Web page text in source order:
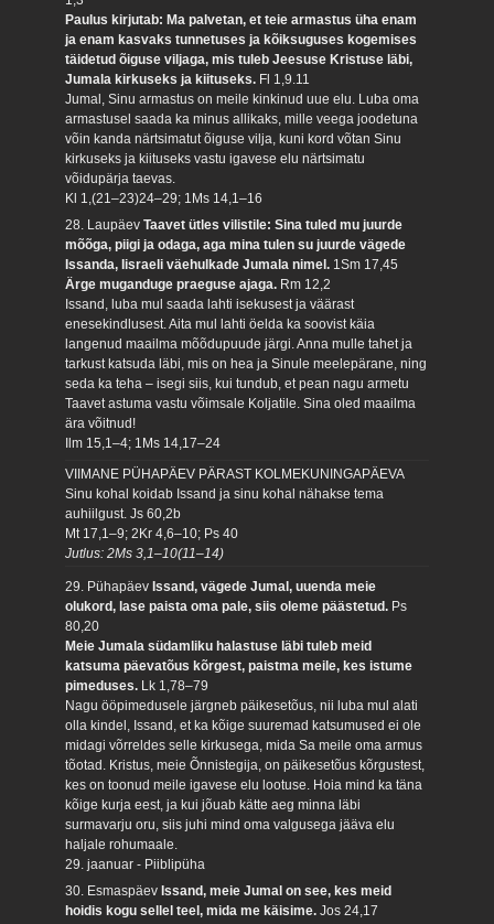
Paulus kirjutab: Ma palvetan, et teie armastus üha enam
ja enam kasvaks tunnetuses ja kõiksuguses kogemises
täidetud õiguse viljaga, mis tuleb Jeesuse Kristuse läbi,
Jumala kirkuseks ja kiituseks. Fl 1,9.11
Jumal, Sinu armastus on meile kinkinud uue elu. Luba oma
armastusel saada ka minus allikaks, mille veega joodetuna
võin kanda närtsimatut õiguse vilja, kuni kord võtan Sinu
kirkuseks ja kiituseks vastu igavese elu närtsimatu
võidupärja taevas.
Kl 1,(21–23)24–29; 1Ms 14,1–16
28. LaupäevTaavet ütles vilistile: Sina tuled mu juurde
mõõga, piigi ja odaga, aga mina tulen su juurde vägede
Issanda, Iisraeli väehulkade Jumala nimel. 1Sm 17,45
Ärge muganduge praeguse ajaga. Rm 12,2
Issand, luba mul saada lahti isekusest ja väärast
enesekindlusest. Aita mul lahti öelda ka soovist käia
langenud maailma mõõdupuude järgi. Anna mulle tahet ja
tarkust katsuda läbi, mis on hea ja Sinule meelepärane, ning
seda ka teha – isegi siis, kui tundub, et pean nagu armetu
Taavet astuma vastu võimsale Koljatile. Sina oled maailma
ära võitnud!
Ilm 15,1–4; 1Ms 14,17–24
VIIMANE PÜHAPÄEV PÄRAST KOLMEKUNINGAPÄEVA
Sinu kohal koidab Issand ja sinu kohal nähakse tema
auhiilgust.Js 60,2b
Mt 17,1–9; 2Kr 4,6–10; Ps 40
Jutlus: 2Ms 3,1–10(11–14)
29. Pühapäev Issand, vägede Jumal, uuenda meie
olukord, lase paista oma pale, siis oleme päästetud. Ps
80,20
Meie Jumala südamliku halastuse läbi tuleb meid
katsuma päevatõus kõrgest, paistma meile, kes istume
pimeduses. Lk 1,78–79
Nagu ööpimedusele järgneb päikesetõus, nii luba mul alati
olla kindel, Issand, et ka kõige suuremad katsumused ei ole
midagi võrreldes selle kirkusega, mida Sa meile oma armus
tõotad. Kristus, meie Õnnistegija, on päikesetõus kõrgustest,
kes on toonud meile igavese elu lootuse. Hoia mind ka täna
kõige kurja eest, ja kui jõuab kätte aeg minna läbi
surmavarju oru, siis juhi mind oma valgusega jääva elu
haljale rohumaale.
29. jaanuar - Piiblipüha
30. Esmaspäev Issand, meie Jumal on see, kes meid
hoidis kogu sellel teel, mida me käisime.Jos 24,17